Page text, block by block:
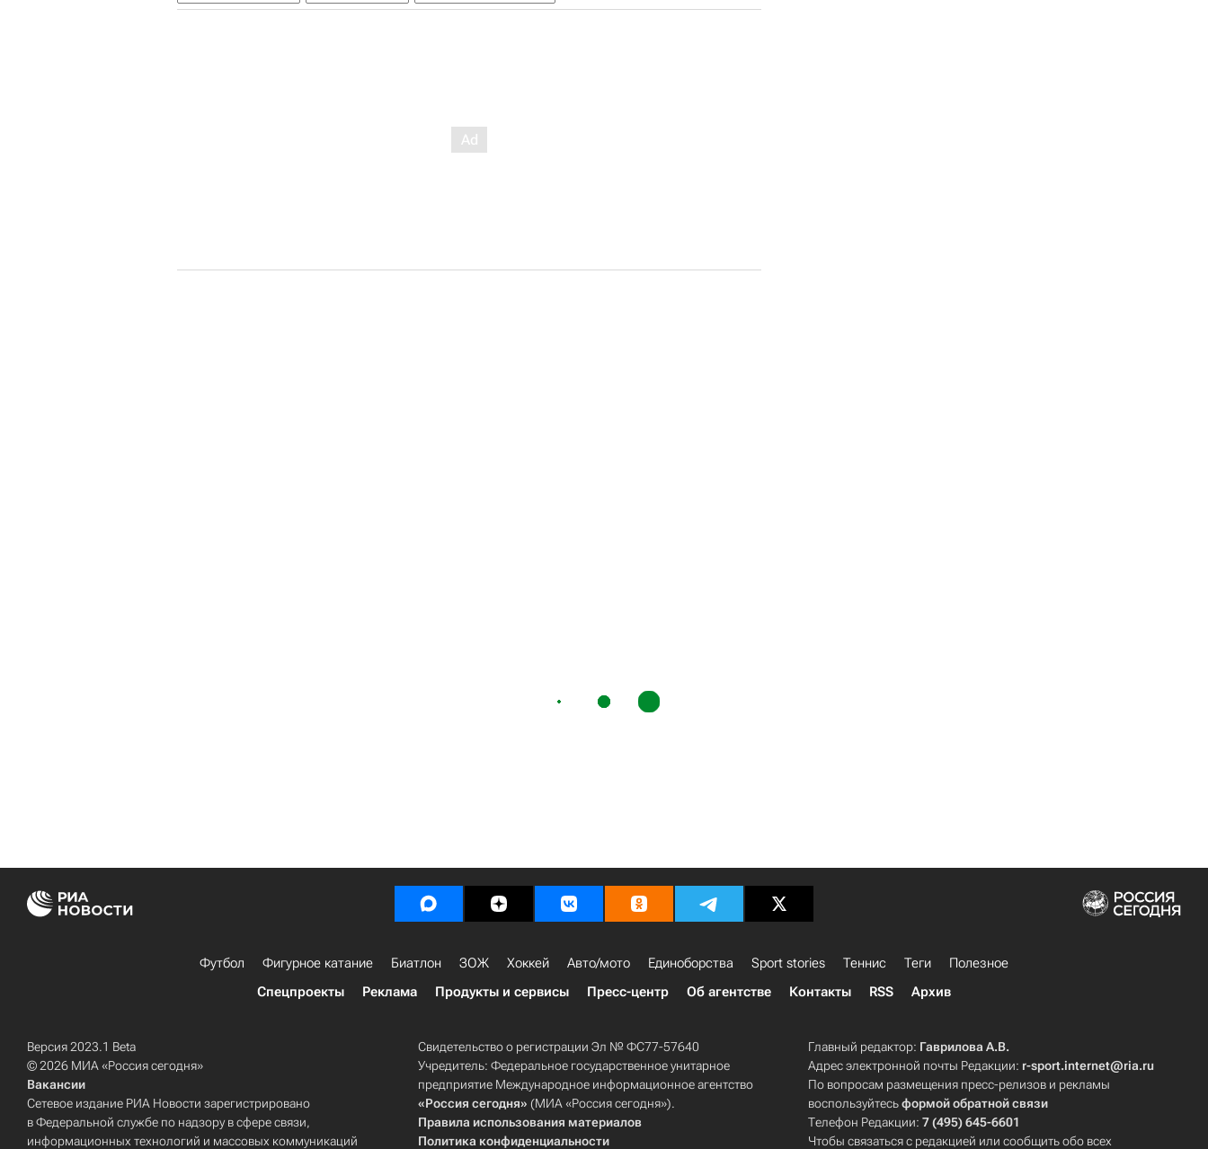
Футбол Фигурное катание Биатлон ЗОЖ Хоккей Авто/мото Единоборства Sport stories Теннис Теги
Полезное
Спецпроекты
Реклама Продукты и сервисы Пресс-центр Об агентстве Контакты RSS Архив
Версия 2023.1 Beta
© 2026 МИА «Россия сегодня»
Вакансии
Сетевое издание РИА Новости зарегистрировано
в Федеральной службе по надзору в сфере связи,
информационных технологий и массовых коммуникаций
Свидетельство о регистрации Эл № ФС77-57640
Учредитель: Федеральное государственное унитарное
предприятие Международное информационное агентство
«Россия сегодня» (МИА «Россия сегодня»).
Правила использования материалов
Политика конфиденциальности
Главный редактор: Гаврилова А.В.
Адрес электронной почты Редакции: r-sport.internet@ria.ru
По вопросам размещения пресс-релизов и рекламы
воспользуйтесьформой обратной связи
Телефон Редакции:7 (495) 645-6601
Чтобы связаться с редакцией или сообщить обо всех